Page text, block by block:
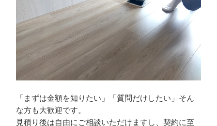
「まずは金額を知りたい」「質問だけしたい」そん
な方も大歓迎です。
見積り後は自由にご相談いただけますし、契約に至